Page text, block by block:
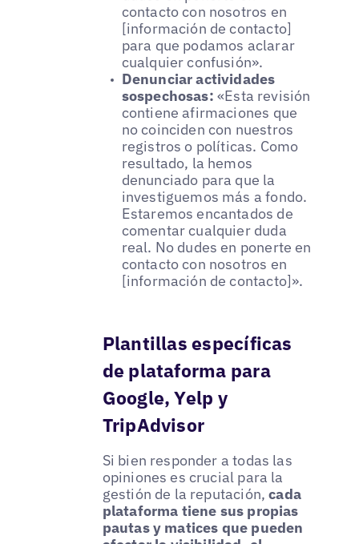
contacto con nosotros en
[información de contacto]
para que podamos aclarar
cualquier confusión».
Denunciar actividades
sospechosas: «Esta revisión
contiene afirmaciones que
no coinciden con nuestros
registros o políticas. Como
resultado, la hemos
denunciado para que la
investiguemos más a fondo.
Estaremos encantados de
comentar cualquier duda
real. No dudes en ponerte en
contacto con nosotros en
[información de contacto]».
Plantillas específicas
de plataforma para
Google, Yelp y
TripAdvisor
Si bien responder a todas las
opiniones es crucial para la
gestión de la reputación,cada
plataforma tiene sus propias
pautas y matices que pueden